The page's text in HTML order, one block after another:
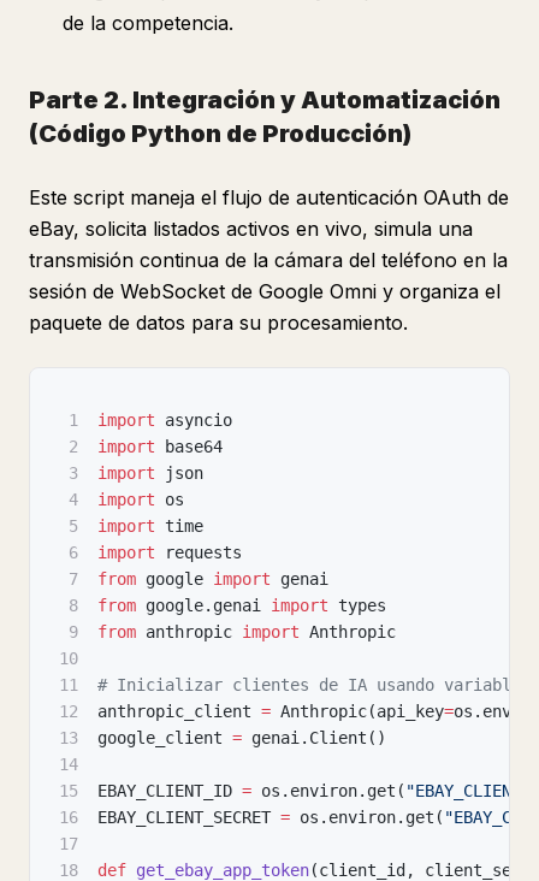
de la competencia.
Parte 2. Integración y Automatización
(Código Python de Producción)
Este script maneja el flujo de autenticación OAuth de
eBay, solicita listados activos en vivo, simula una
transmisión continua de la cámara del teléfono en la
sesión de WebSocket de Google Omni y organiza el
paquete de datos para su procesamiento.
1 import asyncio
2
import base64
3
import json
4
import os
5
import time
6
import requests
7
from google import genai
8
from google. genai import types
9
from anthropic import Anthropic
10
11
# Inicializar clientes de IA usando variables
12
anthropic_client = Anthropic(api_key=os .
13
google_client = genai . Client ( )
14
15
EBAY_CLIENT_ID = os . environ. get (
16
EBAY_CLIENT_SECRET = os . environ. get (
17
18
def get_ebay_app_token(client_id ,